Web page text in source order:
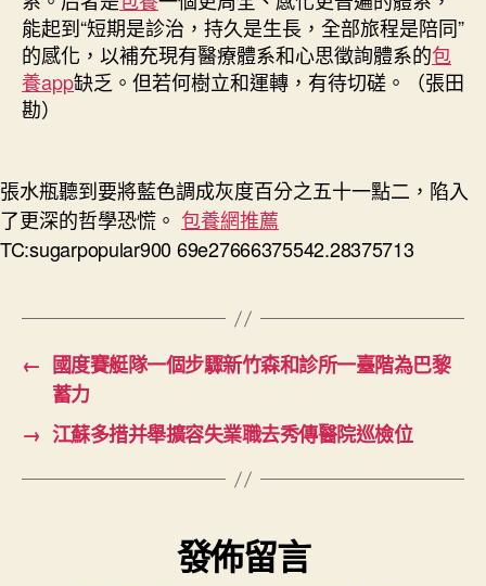
能起到“短期是診治，持久是生長，全部旅程是陪同”
的感化，以補充現有醫療體系和心思徵詢體系的包
養app缺乏。但若何樹立和運轉，有待切磋。（張田
勘）
張水瓶聽到要將藍色調成灰度百分之五十一點二，陷入
了更深的哲學恐慌。 包養網推薦
TC:sugarpopular900 69e27666375542.28375713
← 國度賽艇隊一個步驟新竹森和診所一臺階為巴黎
蓄力
→ 江蘇多措并舉擴容失業職去秀傳醫院巡檢位
發佈留言